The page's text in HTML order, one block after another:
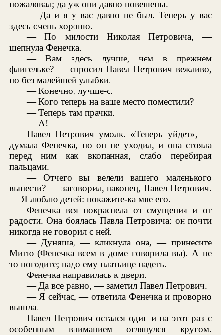
пожаловал; да уж они давно повешены.
— Да и я у вас давно не был. Теперь у вас
здесь очень хорошо.
— По милости Николая Петровича, —
шепнула Фенечка.
— Вам здесь лучше, чем в прежнем
флигельке? — спросил Павел Петрович вежливо,
но без малейшей улыбки.
— Конечно, лучше-с.
— Кого теперь на ваше место поместили?
— Теперь там прачки.
— А!
Павел Петрович умолк. «Теперь уйдет», —
думала Фенечка, но он не уходил, и она стояла
перед ним как вкопанная, слабо перебирая
пальцами.
— Отчего вы велели вашего маленького
вынести? — заговорил, наконец, Павел Петрович.
— Я люблю детей: покажите-ка мне его.
Фенечка вся покраснела от смущения и от
радости. Она боялась Павла Петровича: он почти
никогда не говорил с ней.
— Дуняша, — кликнула она, — принесите
Митю (Фенечка всем в доме говорила вы). А не
то погодите; надо ему платьице надеть.
Фенечка направилась к двери.
— Да все равно, — заметил Павел Петрович.
— Я сейчас, — ответила Фенечка и проворно
вышла.
Павел Петрович остался один и на этот раз с
особенным вниманием оглянулся кругом.